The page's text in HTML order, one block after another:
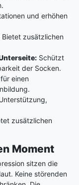
und erhöhen
Bietet zusätzlichen
Schützt
der Socken.
einen
zusätzlichen
Moment
sitzen die
Keine störenden